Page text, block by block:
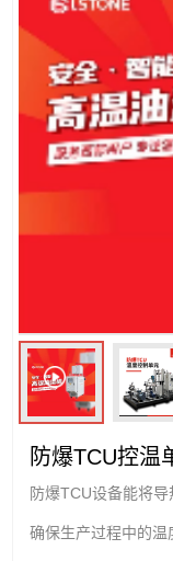
防爆TCU控温
防爆TCU设备能将
确保生产过程中的